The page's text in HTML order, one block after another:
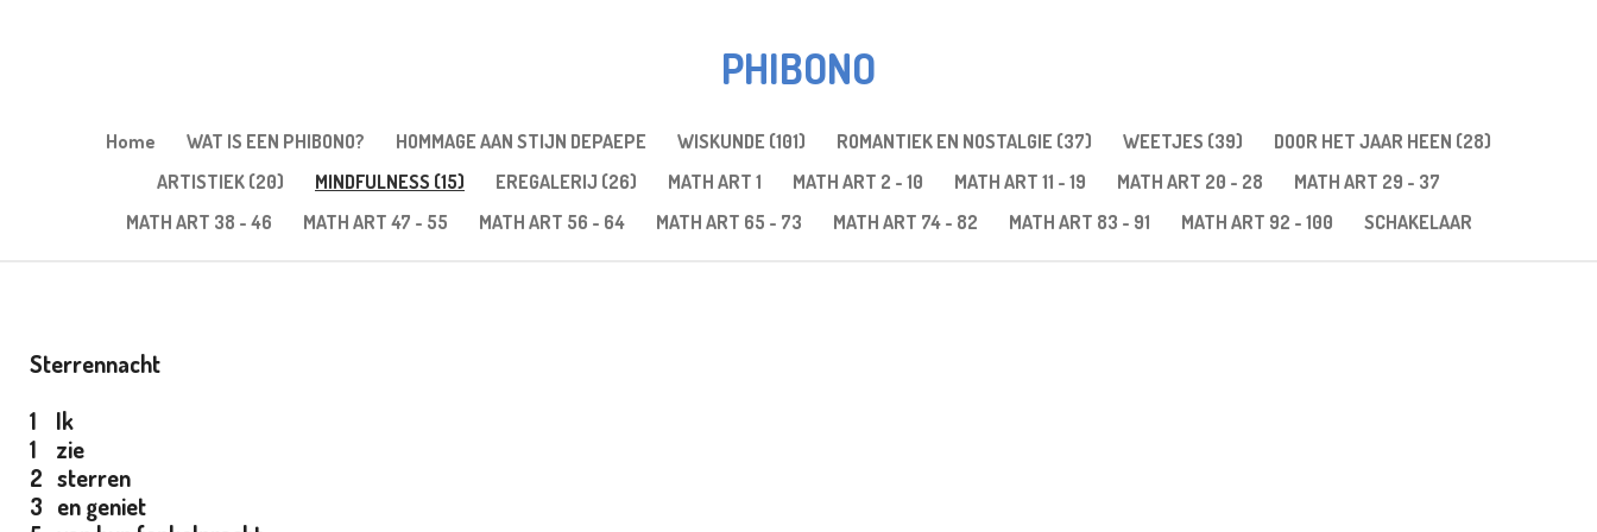
hoofdinhoud
PHIBONO
Home WAT IS EEN PHIBONO? HOMMAGE AAN STIJN DEPAEPE WISKUNDE (101) ROMANTIEK EN NOSTALGIE (37) WEETJES (39)
DOOR HET JAAR HEEN (28)
ARTISTIEK (20)
MINDFULNESS (15) EREGALERIJ (26) MATH ART 1 MATH ART 2 - 10 MATH ART 11 - 19 MATH ART 20 - 28
MATH ART 29 - 37
MATH ART 38 - 46
MATH ART 47 - 55 MATH ART 56 - 64 MATH ART 65 - 73 MATH ART 74 - 82 MATH ART 83 - 91 MATH ART 92 - 100 SCHAKELAAR
Sterrennacht
1 Ik
1 zie
2 sterren
3 en geniet